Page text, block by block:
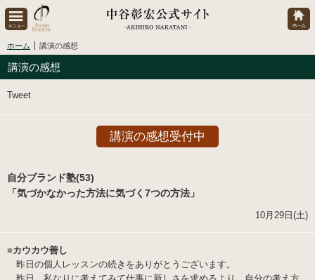
ホーム 講演の感想
講演の感想
Tweet
講演の感想受付中
自分ブランド塾(53)
「気づかなかった方法に気づく7つの方法」
10月29日(土)
■カウカウ善し
昨日の個人レッスンの続きをありがとうございます。